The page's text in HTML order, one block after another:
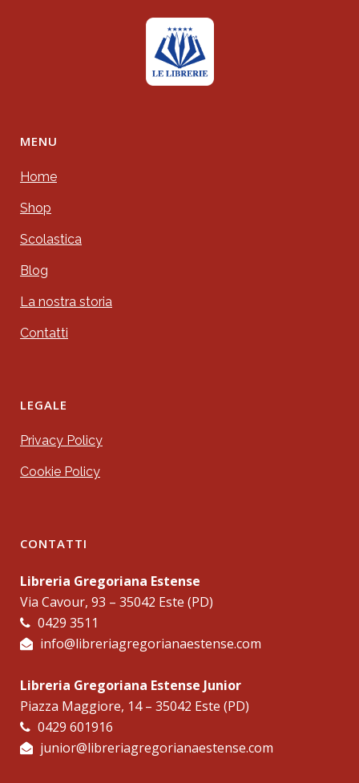
MENU
Home
Shop
Scolastica
Blog
La nostra storia
Contatti
LEGALE
Privacy Policy
Cookie Policy
CONTATTI
Libreria Gregoriana Estense
Via Cavour, 93 – 35042 Este (PD)
0429 3511
info@libreriagregorianaestense.com
Libreria Gregoriana Estense Junior
Piazza Maggiore, 14 – 35042 Este (PD)
0429 601916
junior@libreriagregorianaestense.com